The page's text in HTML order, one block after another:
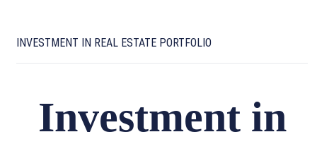
INVESTMENT IN REAL ESTATE PORTFOLIO
Investment in